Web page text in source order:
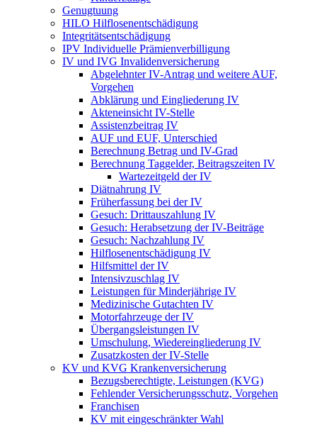
Genugtuung
HILO Hilflosenentschädigung
Integritätsentschädigung
IPV Individuelle Prämienverbilligung
IV und IVG Invalidenversicherung
Abgelehnter IV-Antrag und weitere AUF,
Vorgehen
Abklärung und Eingliederung IV
Akteneinsicht IV-Stelle
Assistenzbeitrag IV
AUF und EUF, Unterschied
Berechnung Betrag und IV-Grad
Berechnung Taggelder, Beitragszeiten IV
Wartezeitgeld der IV
Diätnahrung IV
Früherfassung bei der IV
Gesuch: Drittauszahlung IV
Gesuch: Herabsetzung der IV-Beiträge
Gesuch: Nachzahlung IV
Hilflosenentschädigung IV
Hilfsmittel der IV
Intensivzuschlag IV
Leistungen für Minderjährige IV
Medizinische Gutachten IV
Motorfahrzeuge der IV
Übergangsleistungen IV
Umschulung, Wiedereingliederung IV
Zusatzkosten der IV-Stelle
KV und KVG Krankenversicherung
Bezugsberechtigte, Leistungen (KVG)
Fehlender Versicherungsschutz, Vorgehen
Franchisen
KV mit eingeschränkter Wahl